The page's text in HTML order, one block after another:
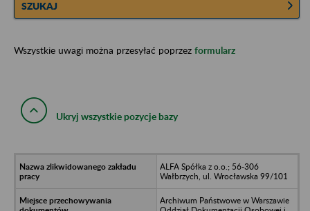
SZUKAJ
Wszystkie uwagi można przesyłać poprzez formularz
Ukryj wszystkie pozycje bazy
ALFA Spółka z o.o.; 56-306
Wałbrzych, ul. Wrocławska 99/101
Archiwum Państwowe w Warszawie